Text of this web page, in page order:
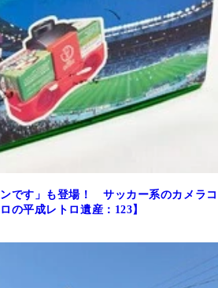
です」も登場！ サッカー系のカメラコ
の平成レトロ遺産：123】